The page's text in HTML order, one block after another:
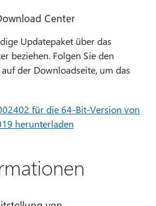
Center
Updatepaket über das
beziehen. Folgen Sie den
der Downloadseite, um das
für die 64-Bit-Version von
herunterladen